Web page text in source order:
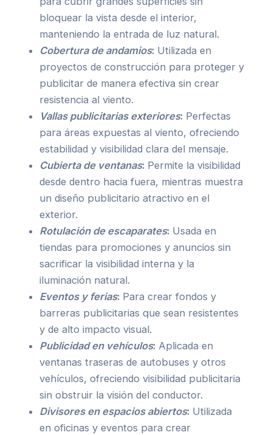
bloquear la vista desde el interior,
manteniendo la entrada de luz natural.
Cobertura de andamios: Utilizada en
proyectos de construcción para proteger y
publicitar de manera efectiva sin crear
resistencia al viento.
Vallas publicitarias exteriores: Perfectas
para áreas expuestas al viento, ofreciendo
estabilidad y visibilidad clara del mensaje.
Cubierta de ventanas: Permite la visibilidad
desde dentro hacia fuera, mientras muestra
un diseño publicitario atractivo en el
exterior.
Rotulación de escaparates: Usada en
tiendas para promociones y anuncios sin
sacrificar la visibilidad interna y la
iluminación natural.
Eventos y ferias: Para crear fondos y
barreras publicitarias que sean resistentes
y de alto impacto visual.
Publicidad en vehículos: Aplicada en
ventanas traseras de autobuses y otros
vehículos, ofreciendo visibilidad publicitaria
sin obstruir la visión del conductor.
Divisores en espacios abiertos: Utilizada
en oficinas y eventos para crear